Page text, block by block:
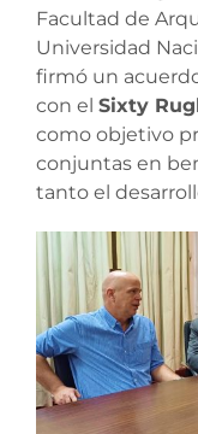
Facultad de
Universidad
firmó un
con el Sixty
como objetivo
conjuntas en
tanto el